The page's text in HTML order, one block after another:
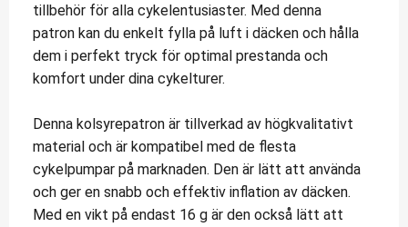
tillbehör för alla cykelentusiaster. Med denna
patron kan du enkelt fylla på luft i däcken och hålla
dem i perfekt tryck för optimal prestanda och
komfort under dina cykelturer.
Denna kolsyrepatron är tillverkad av högkvalitativt
material och är kompatibel med de flesta
cykelpumpar på marknaden. Den är lätt att använda
och ger en snabb och effektiv inflation av däcken.
Med en vikt på endast 16 g är den också lätt att